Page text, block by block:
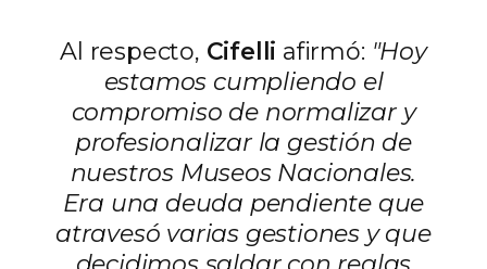
Al respecto, Cifelli afirmó: "Hoy
estamos cumpliendo el
compromiso de normalizar y
profesionalizar la gestión de
nuestros Museos Nacionales.
Era una deuda pendiente que
atravesó varias gestiones y que